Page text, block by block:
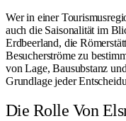
Wer in einer
auch die Saisonalität im
Erdbeerland, die
Besucherströme zu
von Lage, Bausubstanz
Grundlage jeder
Die Rolle Von